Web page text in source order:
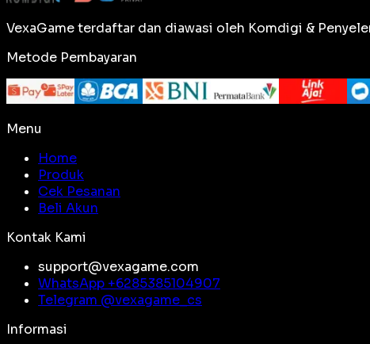
VexaGame terdaftar dan diawasi oleh Komdigi &
Metode Pembayaran
Menu
Home
Produk
Cek Pesanan
Beli Akun
Kontak Kami
support@vexagame.com
WhatsApp +6285385104907
Telegram @vexagame_cs
Informasi